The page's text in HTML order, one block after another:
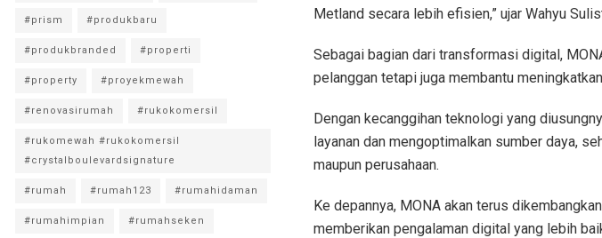
Metland secara lebih efisien,” ujar Wahyu
Sebagai bagian dari transformasi digital,
pelanggan tetapi juga membantu
Dengan kecanggihan teknologi yang
layanan dan mengoptimalkan sumber daya,
maupun perusahaan.
Ke depannya, MONA akan terus
memberikan pengalaman digital yang lebih
#prism #produkbaru
#produkbranded #properti
#property #proyekmewah
#renovasirumah #rukokomersil
#rukomewah #rukokomersil
#crystalboulevardsignature
#rumah #rumah123 #rumahidaman
#rumahimpian #rumahseken